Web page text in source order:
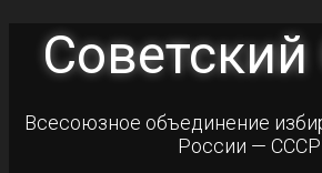
Всесоюзное объединение
России — СССР